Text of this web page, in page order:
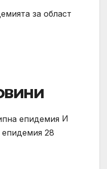
за област
И
28